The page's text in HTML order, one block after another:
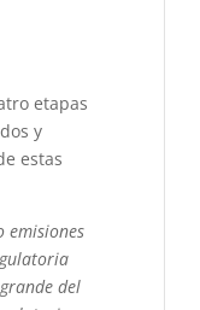
etapas
y
estas
emisiones
del